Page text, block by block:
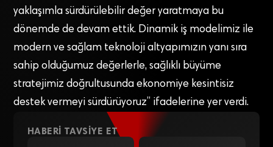
yaklaşımla sürdürülebilir değer yaratmaya bu
dönemde de devam ettik. Dinamik iş modelimiz ile
modern ve sağlam teknoloji altyapımızın yanı sıra
sahip olduğumuz değerlerle, sağlıklı büyüme
stratejimiz doğrultusunda ekonomiye kesintisiz
destek vermeyi sürdürüyoruz” ifadelerine yer verdi.
HABERI TAVSIYE ET